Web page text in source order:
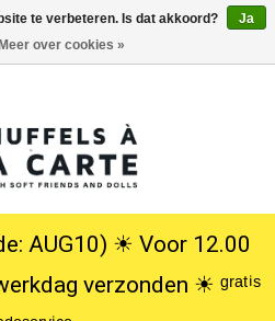
AUG10) ☀︎ Voor 12.00
verzonden ☀︎ ᵍʳᵃᵗⁱˢ
te verbeteren. Is dat akkoord?
Ja
Meer over cookies »